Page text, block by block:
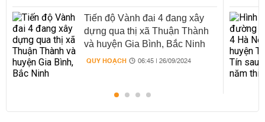
Tiến độ Vành đai 4 đang xây
dựng qua thị xã Thuận Thành
và huyện Gia Bình, Bắc Ninh
QUY HOẠCH 06:45 | 26/09/2024